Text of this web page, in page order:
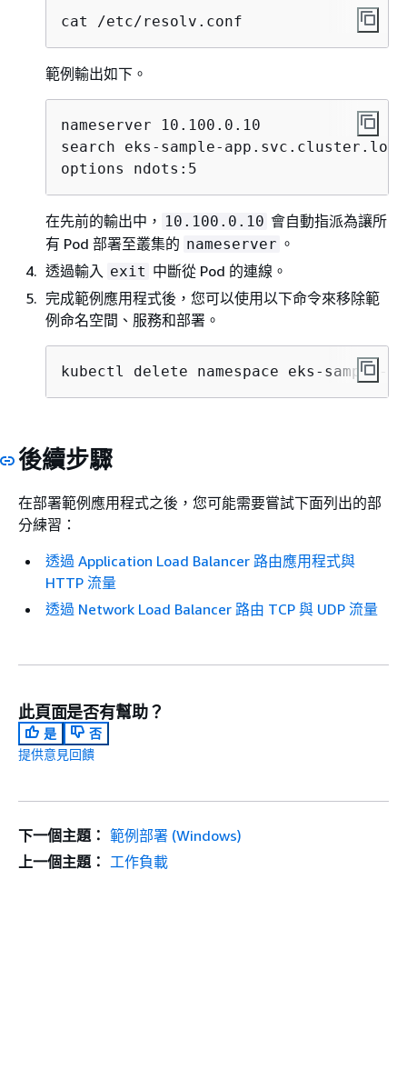
cat /etc/resolv.conf
範例輸出如下。
nameserver 10.100.0.10
search eks-sample-
options ndots:5
在先前的輸出中， 10.100.0.10 會自動指派為讓所
有 Pod 部署至叢集的 nameserver 。
透過輸入 exit 中斷從 Pod 的連線。
完成範例應用程式後，您可以使用以下命令來移除範
例命名空間、服務和部署。
kubectl delete namespace eks-sample-
後續步驟
在部署範例應用程式之後，您可能需要嘗試下面列出的部
分練習：
透過 Application Load Balancer 路由應用程式與
HTTP 流量
透過 Network Load Balancer 路由 TCP 與 UDP 流量
此頁面是否有幫助？
是
否
提供意見回饋
下一個主題： 範例部署 (Windows)
上一個主題： 工作負載